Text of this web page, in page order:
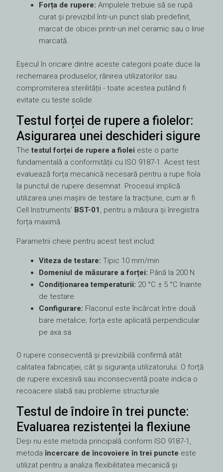
Forța de rupere: Ampulele trebuie să se rupă
curat și previzibil într-un punct slab predefinit,
marcat de obicei printr-un inel ceramic sau o linie
marcată.
Eșecul în oricare dintre aceste categorii poate duce la
rechemarea produselor, rănirea utilizatorilor sau
compromiterea sterilității - toate acestea putând fi
evitate cu teste solide.
Testul forței de rupere a fiolelor:
Asigurarea unei deschideri sigure
Thetestul forței de rupere a fiolei este o parte
fundamentală a conformității cu ISO 9187-1. Acest test
evaluează forța mecanică necesară pentru a rupe fiola
la punctul de rupere desemnat. Procesul implică
utilizarea unei mașini de testare la tracțiune, cum ar fi
Cell Instruments' BST-01
, pentru a măsura și înregistra
forța maximă.
Parametrii cheie pentru acest test includ:
Viteza de testare: Tipic 10 mm/min
Domeniul de măsurare a forței: Până la 200 N
Condiționarea temperaturii: 20 °C ± 5 °C înainte
de testare
Configurare: Flaconul este încărcat între două
bare metalice; forța este aplicată perpendicular
pe axa sa.
O rupere consecventă și previzibilă confirmă atât
calitatea fabricației, cât și siguranța utilizatorului. O forță
de rupere excesivă sau inconsecventă poate indica o
recoacere slabă sau probleme structurale.
Testul de îndoire în trei puncte:
Evaluarea rezistenței la flexiune
Deși nu este metoda principală conform ISO 9187-1,
metodaîncercare de încovoiere în trei puncte este
utilizat pentru a analiza flexibilitatea mecanică și